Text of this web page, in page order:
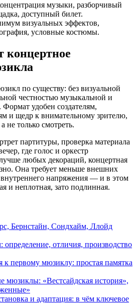
музыки, разборчивый
доступный билет.
визуальных эффектов,
условные костюмы.
концертное
по существу: без визуальной
честностью музыкальной и
удобен создателям,
и щедр к внимательному зрителю,
не только смотреть.
партитуры, проверка материала
где голос и оркестр
любых декораций, концертная
Она требует меньше внешних
напряжения — и в этом
и неплотная, зато подлинная.
Бернстайн, Сондхайм, Ллойд
отличия, производство
к первому мюзиклу: простая памятка
мюзиклы: «Вестсайдская история»,
и адаптация: в чём ключевое